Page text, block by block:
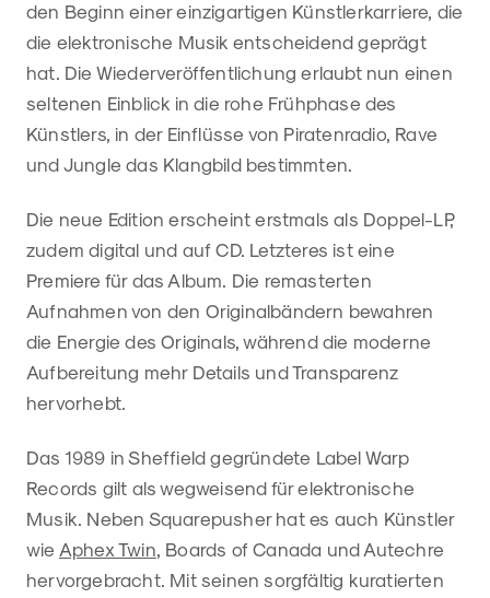
den Beginn einer einzigartigen Künstlerkarriere, die
die elektronische Musik entscheidend geprägt
hat. Die Wiederveröffentlichung erlaubt nun einen
seltenen Einblick in die rohe Frühphase des
Künstlers, in der Einflüsse von Piratenradio, Rave
und Jungle das Klangbild bestimmten.
Die neue Edition erscheint erstmals als Doppel-LP,
zudem digital und auf CD. Letzteres ist eine
Premiere für das Album. Die remasterten
Aufnahmen von den Originalbändern bewahren
die Energie des Originals, während die moderne
Aufbereitung mehr Details und Transparenz
hervorhebt.
Das 1989 in Sheffield gegründete Label Warp
Records gilt als wegweisend für elektronische
Musik. Neben Squarepusher hat es auch Künstler
wie Aphex Twin, Boards of Canada und Autechre
hervorgebracht. Mit seinen sorgfältig kuratierten